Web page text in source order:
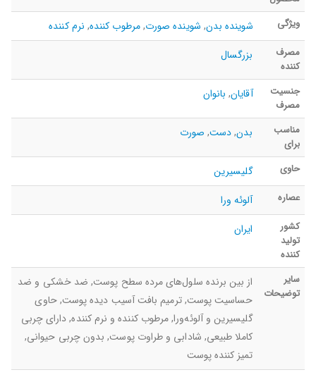
ویژگی شوینده بدن, شوینده صورت,مرطوب کننده, نرم کننده
مصرف
کننده
بزرگسال
جنسیت
مصرف
آقایان, بانوان
مناسب
برای
بدن,دست, صورت
حاوی گلیسیرین
عصاره آلوئه ورا
کشور
تولید
کننده
ایران
سایر
توضیحات
از بین برنده سلول‌های مرده سطح پوست, ضد خشکی و ضد
حساسیت پوست, ترمیم بافت آسیب دیده پوست, حاوی
گلیسیرین و آلوئه‌ورا, مرطوب کننده و نرم کننده, دارای چربی
کاملا طبیعی, شادابی و طراوت پوست, بدون چربی حیوانی,
تمیز کننده پوست